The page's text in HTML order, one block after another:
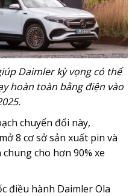
Daimler kỳ vọng có thể
hoàn toàn bằng điện vào
chuyển đổi này,
8 cơ sở sản xuất pin và
cho hơn 90% xe
điều hành Daimler Ola